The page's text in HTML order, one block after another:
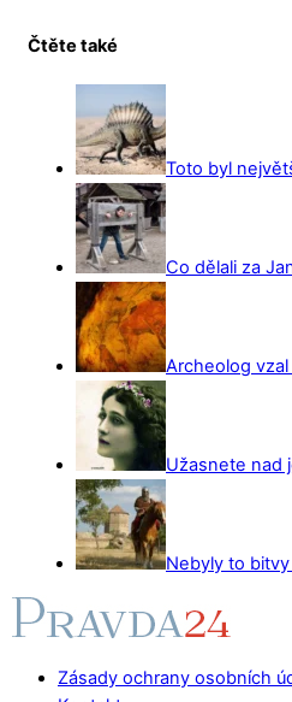
Čtěte také
Toto byl
Co dělali za
Archeolog
Užasnete nad
Nebyly to
Zásady ochrany osobních